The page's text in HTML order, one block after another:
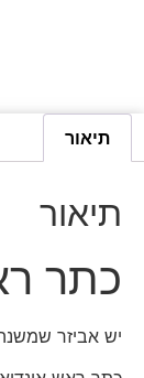
תיאור
תיאור
כתר
יש אביזר